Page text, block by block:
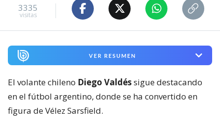
3335
visitas
VER RESUMEN
El volante chileno Diego Valdéssigue destacando
en el fútbol argentino, donde se ha convertido en
figura de Vélez Sarsfield.